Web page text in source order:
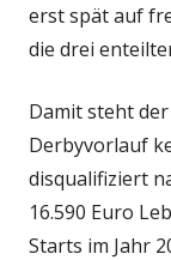
erst spät auf
die drei
Damit steht
Derbyvorlauf
disqualifiziert
16.590 Euro
Starts im Jahr